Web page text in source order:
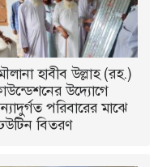
হাবীব উল্লাহ (রহ.)
উদ্যোগে
পরিবারের মাঝে
বিতরণ